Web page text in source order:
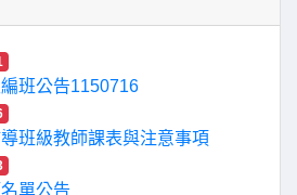
班公告1150716
班級教師課表與注意事項
單公告